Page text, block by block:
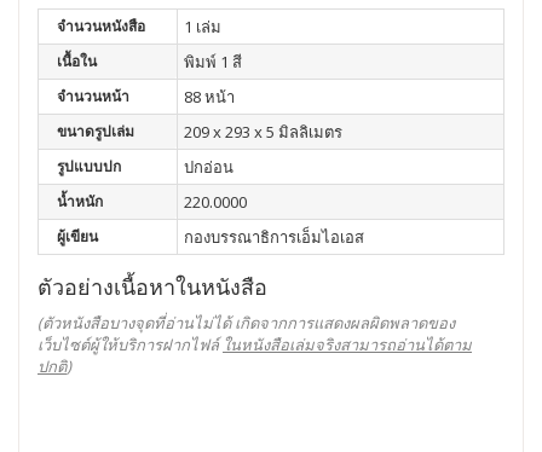
จำนวนหนังสือ 1 เล่ม
เนื้อใน พิมพ์ 1 สี
จำนวนหน้า 88 หน้า
ขนาดรูปเล่ม 209 x 293 x 5 มิลลิเมตร
รูปแบบปก ปกอ่อน
น้ำหนัก 220.0000
ผู้เขียน กองบรรณาธิการเอ็มไอเอส
ตัวอย่างเนื้อหาในหนังสือ
(ตัวหนังสือบางจุดที่อ่านไม่ได้ เกิดจากการแสดงผลผิดพลาดของ
เว็บไซต์ผู้ให้บริการฝากไฟล์ ในหนังสือเล่มจริงสามารถอ่านได้ตาม
ปกติ)